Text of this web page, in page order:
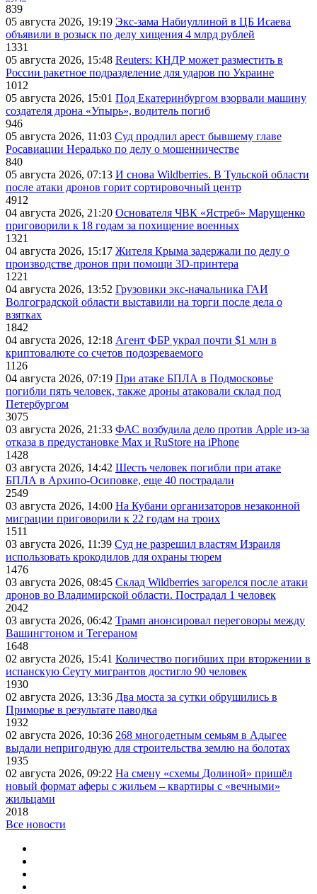
839
05 августа 2026, 19:19 Экс-зама Набиуллиной в ЦБ Исаева
объявили в розыск по делу хищения 4 млрд рублей
1331
05 августа 2026, 15:48 Reuters: КНДР может разместить в
России ракетное подразделение для ударов по Украине
1012
05 августа 2026, 15:01 Под Екатеринбургом взорвали машину
создателя дрона «Упырь», водитель погиб
946
05 августа 2026, 11:03 Суд продлил арест бывшему главе
Росавиации Нерадько по делу о мошенничестве
840
05 августа 2026, 07:13 И снова Wildberries. В Тульской области
после атаки дронов горит сортировочный центр
4912
04 августа 2026, 21:20 Основателя ЧВК «Ястреб» Марущенко
приговорили к 18 годам за похищение военных
1321
04 августа 2026, 15:17 Жителя Крыма задержали по делу о
производстве дронов при помощи 3D‑принтера
1221
04 августа 2026, 13:52 Грузовики экс-начальника ГАИ
Волгоградской области выставили на торги после дела о
взятках
1842
04 августа 2026, 12:18 Агент ФБР украл почти $1 млн в
криптовалюте со счетов подозреваемого
1126
04 августа 2026, 07:19 При атаке БПЛА в Подмосковье
погибли пять человек, также дроны атаковали склад под
Петербургом
3075
03 августа 2026, 21:33 ФАС возбудила дело против Apple из-за
отказа в предустановке Max и RuStore на iPhone
1428
03 августа 2026, 14:42 Шесть человек погибли при атаке
БПЛА в Архипо-Осиповке, еще 40 пострадали
2549
03 августа 2026, 14:00 На Кубани организаторов незаконной
миграции приговорили к 22 годам на троих
1511
03 августа 2026, 11:39 Суд не разрешил властям Израиля
использовать крокодилов для охраны тюрем
1476
03 августа 2026, 08:45 Склад Wildberries загорелся после атаки
дронов во Владимирской области. Пострадал 1 человек
2042
03 августа 2026, 06:42 Трамп анонсировал переговоры между
Вашингтоном и Тегераном
1648
02 августа 2026, 15:41 Количество погибших при вторжении в
испанскую Сеуту мигрантов достигло 90 человек
1930
02 августа 2026, 13:36 Два моста за сутки обрушились в
Приморье в результате паводка
1932
02 августа 2026, 10:36 268 многодетным семьям в Адыгее
выдали непригодную для строительства землю на болотах
1935
02 августа 2026, 09:22 На смену «схемы Долиной» пришёл
новый формат аферы с жильем – квартиры с «вечными»
жильцами
2018
Все новости